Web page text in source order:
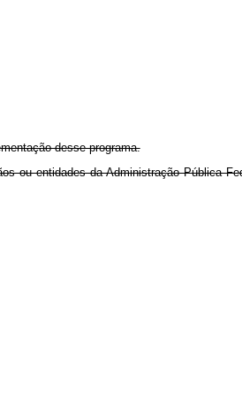
desse programa.
ou entidades da Administração Pública